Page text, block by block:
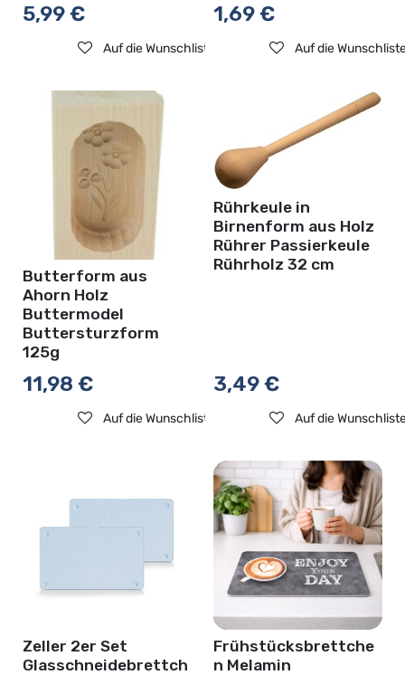
5,99€
Auf die Wunschliste
1,69€
Auf die
Butterform aus
Ahorn Holz
Buttermodel
Buttersturzform
125g
11,98 €
Auf die Wunschliste
Rührkeule in
Birnenform aus Holz
Rührer Passierkeule
Rührholz 32 cm
3,49€
Auf die
Zeller 2er Set
Glasschneidebrettch
Frühstücksbrettche
n Melamin